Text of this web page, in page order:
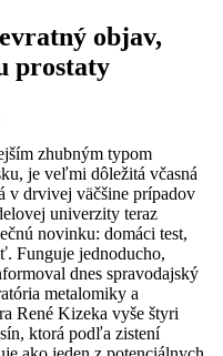
objav,
prostaty
zhubným typom
je veľmi dôležitá včasná
v drvivej väčšine prípadov
univerzity teraz
novinku: domáci test,
Funguje jednoducho,
dnes spravodajský
metalomiky a
René Kizeka vyše štyri
ktorá podľa zistení